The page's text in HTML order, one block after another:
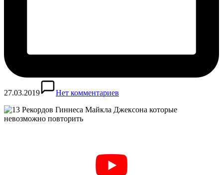
27.03.2019 Нет комментариев